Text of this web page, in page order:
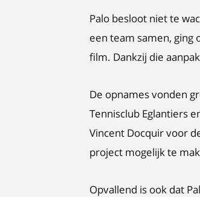
Palo besloot niet te
een team samen, ging
film. Dankzij die
De opnames vonden
Tennisclub Eglantiers
Vincent Docquir voor
project mogelijk te
Opvallend is ook dat